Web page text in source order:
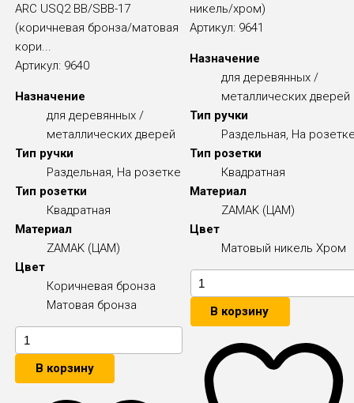
ARC USQ2 BB/SBB-17
(коричневая бронза/матовая
кори...
Артикул: 9640
Назначение
для деревянных /
металлических дверей
Тип ручки
Раздельная, На розетке
Тип розетки
Квадратная
Материал
ZAMAK (ЦАМ)
Цвет
Коричневая бронза
Матовая бронза
В корзину
никель/хром)
Артикул: 9641
Назначение
для деревянных /
металлических дверей
Тип ручки
Раздельная, На
Тип розетки
Квадратная
Материал
ZAMAK (ЦАМ)
Цвет
Матовый никель Хром
В корзину